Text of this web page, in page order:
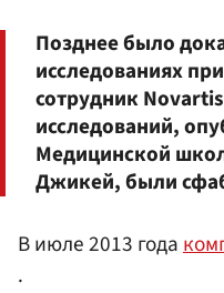
Позднее было
исследованиях
сотрудник
исследований,
Медицинской
Джикей, были
В июле 2013 года
.